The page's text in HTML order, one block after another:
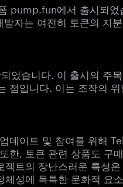
pump.fun에서 출시되었
자는 여전히 토큰의 지
었습니다. 이 출시의 주
점입니다. 이는 조작의
데이트 및 참여를 위해
한, 토큰 관련 상품도 구
트의 장난스러운 특성
성에 독특한 문화적 요